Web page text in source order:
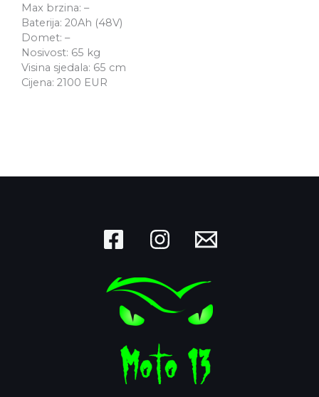
Max brzina: –
Baterija: 20Ah (48V)
Domet: –
Nosivost: 65 kg
Visina sjedala: 65 cm
Cijena: 2100 EUR